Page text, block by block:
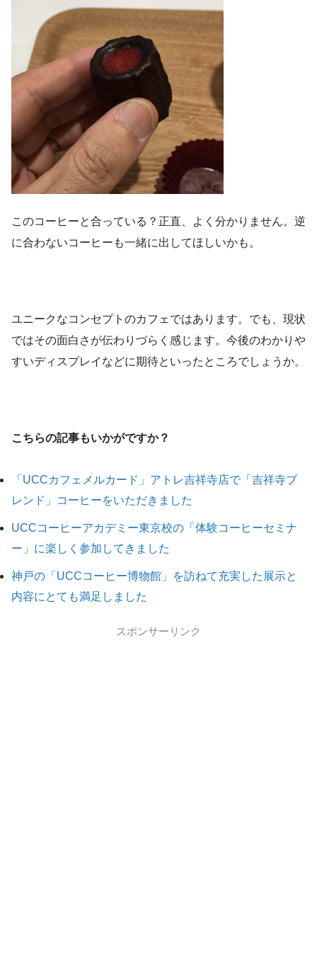
このコーヒーと合っている？正直、よく分かりません。逆
に合わないコーヒーも一緒に出してほしいかも。
ユニークなコンセプトのカフェではあります。でも、現状
ではその面白さが伝わりづらく感じます。今後のわかりや
すいディスプレイなどに期待といったところでしょうか。
こちらの記事もいかがですか？
「UCCカフェメルカード」アトレ吉祥寺店で「吉祥寺ブ
レンド」コーヒーをいただきました
UCCコーヒーアカデミー東京校の「体験コーヒーセミナ
ー」に楽しく参加してきました
神戸の「UCCコーヒー博物館」を訪ねて充実した展示と
内容にとても満足しました
スポンサーリンク